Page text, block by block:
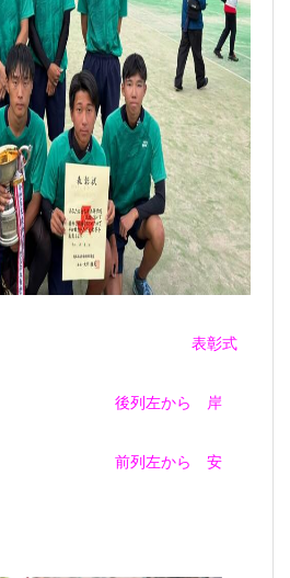
表彰式
から 岸
から 安